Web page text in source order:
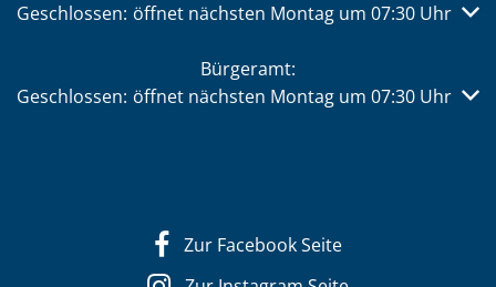
Klicken, um weitere Öffnungs- oder Schließzeiten
Geschlossen: öffnet nächsten Montag um 07:30 Uhr
Bürgeramt:
Klicken, um weitere Öffnungs- oder Schließzeiten
Geschlossen: öffnet nächsten Montag um 07:30 Uhr
Zur Facebook Seite